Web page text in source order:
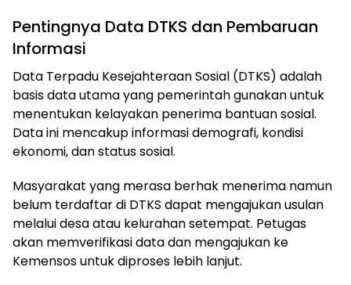
Pentingnya Data DTKS dan Pembaruan
Informasi
Data Terpadu Kesejahteraan Sosial (DTKS) adalah
basis data utama yang pemerintah gunakan untuk
menentukan kelayakan penerima bantuan sosial.
Data ini mencakup informasi demografi, kondisi
ekonomi, dan status sosial.
Masyarakat yang merasa berhak menerima namun
belum terdaftar di DTKS dapat mengajukan usulan
melalui desa atau kelurahan setempat. Petugas
akan memverifikasi data dan mengajukan ke
Kemensos untuk diproses lebih lanjut.